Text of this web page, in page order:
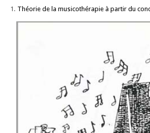
1. Théorie de la musicothérapie à partir du